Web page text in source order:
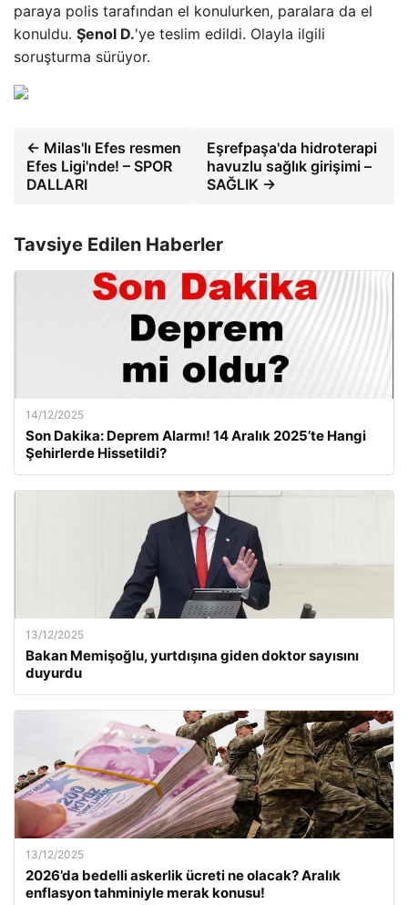
paraya polis tarafından el konulurken, paralara da el
konuldu. Şenol D.'ye teslim edildi. Olayla ilgili
soruşturma sürüyor.
← Milas'lı Efes resmen
Efes Ligi'nde! – SPOR
DALLARI
Eşrefpaşa'da hidroterapi
havuzlu sağlık girişimi –
SAĞLIK →
Tavsiye Edilen Haberler
14/12/2025
Son Dakika: Deprem Alarmı! 14 Aralık 2025’te Hangi
Şehirlerde Hissetildi?
13/12/2025
Bakan Memişoğlu, yurtdışına giden doktor sayısını
duyurdu
13/12/2025
2026’da bedelli askerlik ücreti ne olacak? Aralık
enflasyon tahminiyle merak konusu!